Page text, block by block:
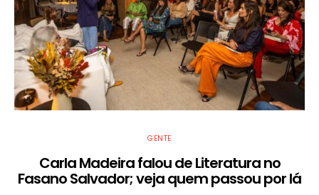
GENTE
Carla Madeira falou de Literatura no
Fasano Salvador; veja quem passou por lá